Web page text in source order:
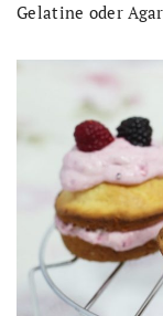
Gelatine oder